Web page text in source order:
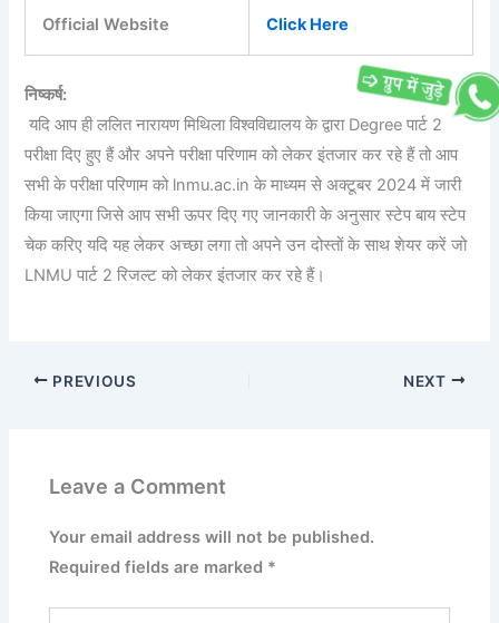
Official Website Click Here
निष्कर्ष:
यदि आप ही ललित नारायण मिथिला विश्वविद्यालय के द्वारा Degree पार्ट 2
परीक्षा दिए हुए हैं और अपने परीक्षा परिणाम को लेकर इंतजार कर रहे हैं तो आप
सभी के परीक्षा परिणाम को lnmu.ac.in के माध्यम से अक्टूबर 2024 में जारी
किया जाएगा जिसे आप सभी ऊपर दिए गए जानकारी के अनुसार स्टेप बाय स्टेप
चेक करिए यदि यह लेकर अच्छा लगा तो अपने उन दोस्तों के साथ शेयर करें जो
LNMU पार्ट 2 रिजल्ट को लेकर इंतजार कर रहे हैं।
PREVIOUS NEXT
Leave a Comment
Your email address will not be published.
Required fields are marked *